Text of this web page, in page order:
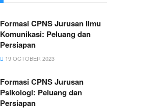
Formasi CPNS Jurusan Ilmu
Komunikasi: Peluang dan
Persiapan
19 OCTOBER 2023
Formasi CPNS Jurusan
Psikologi: Peluang dan
Persiapan